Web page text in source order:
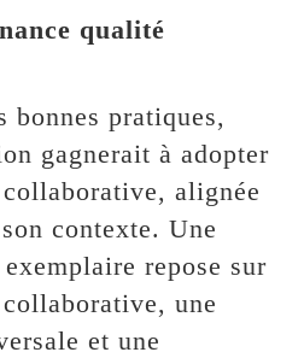
qualité
bonnes pratiques,
gagnerait à adopter
alignée
contexte. Une
repose sur
une
et une